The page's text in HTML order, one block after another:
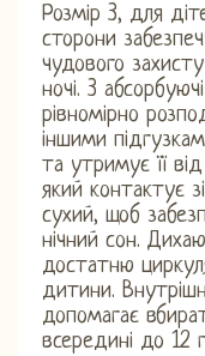
Розмір 3, для
сторони
чудового
ночі. 3
рівномірно
іншими
та утримує її
який контактує
сухий, щоб
нічний сон.
достатню
дитини.
допомагає
всередині до 12